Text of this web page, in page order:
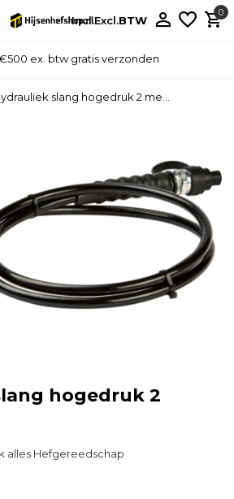
Incl.Excl.BTW
0
ex. btw gratis verzonden
slang hogedruk 2 me...
hogedruk 2
alles Hefgereedschap